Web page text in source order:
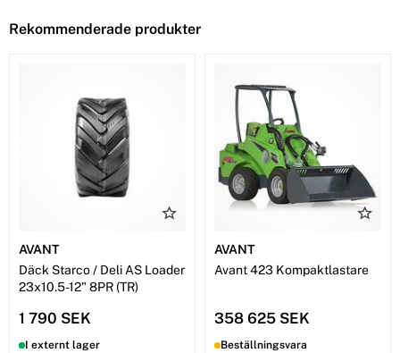
Rekommenderade produkter
AVANT
Däck Starco / Deli AS Loader
23x10.5-12" 8PR (TR)
1 790 SEK
I externt lager
AVANT
Avant 423 Kompaktlastare
358 625 SEK
Beställningsvara